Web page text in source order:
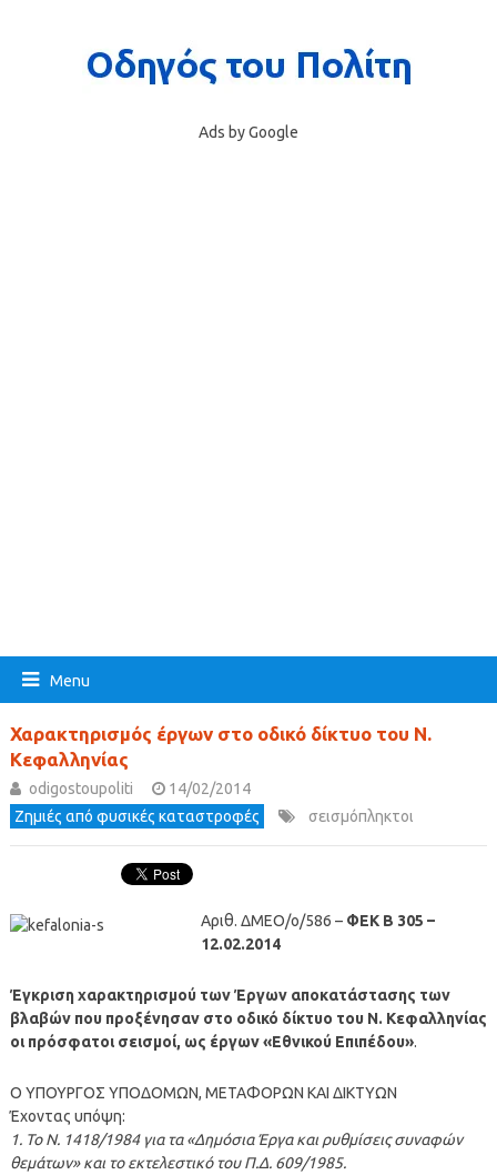
Ads by Google
Menu
Χαρακτηρισμός έργων στο οδικό δίκτυο του Ν.
Κεφαλληνίας
odigostoupoliti
14/02/2014
Ζημιές από φυσικές καταστροφές
σεισμόπληκτοι
Αριθ. ΔΜΕΟ/ο/586 – ΦΕΚ Β 305 –
12.02.2014
Έγκριση χαρακτηρισμού των Έργων αποκατάστασης των
βλαβών που προξένησαν στο οδικό δίκτυο του Ν. Κεφαλληνίας
οι πρόσφατοι σεισμοί, ως έργων «Εθνικού Επιπέδου».
Ο ΥΠΟΥΡΓΟΣ ΥΠΟΔΟΜΩΝ, ΜΕΤΑΦΟΡΩΝ ΚΑΙ ΔΙΚΤΥΩΝ
Έχοντας υπόψη:
1. Το Ν. 1418/1984 για τα «Δημόσια Έργα και ρυθμίσεις συναφών
θεμάτων» και το εκτελεστικό του Π.Δ. 609/1985.